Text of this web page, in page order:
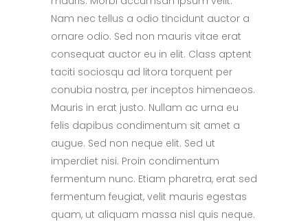
Nam nec tellus a odio tincidunt auctor a
ornare odio. Sed non mauris vitae erat
consequat auctor eu in elit. Class aptent
taciti sociosqu ad litora torquent per
conubia nostra, per inceptos himenaeos.
Mauris in erat justo. Nullam ac urna eu
felis dapibus condimentum sit amet a
augue. Sed non neque elit. Sed ut
imperdiet nisi. Proin condimentum
fermentum nunc. Etiam pharetra, erat sed
fermentum feugiat, velit mauris egestas
quam, ut aliquam massa nisl quis neque.